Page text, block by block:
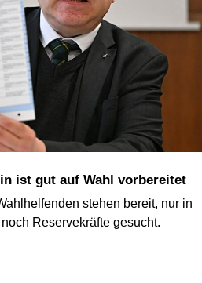
ist gut auf Wahl vorbereitet
stehen bereit, nur in
Reservekräfte gesucht.